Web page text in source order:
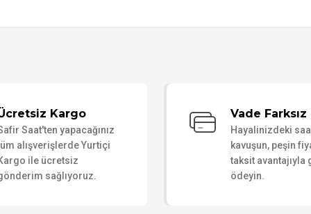
Kargo
Saat'ten yapacağınız
alışverişlerde Yurtiçi
ile ücretsiz
sağlıyoruz.
Vade
Hayalinizdeki
kavuşun, peşin
taksit avantajıyla
ödeyin.